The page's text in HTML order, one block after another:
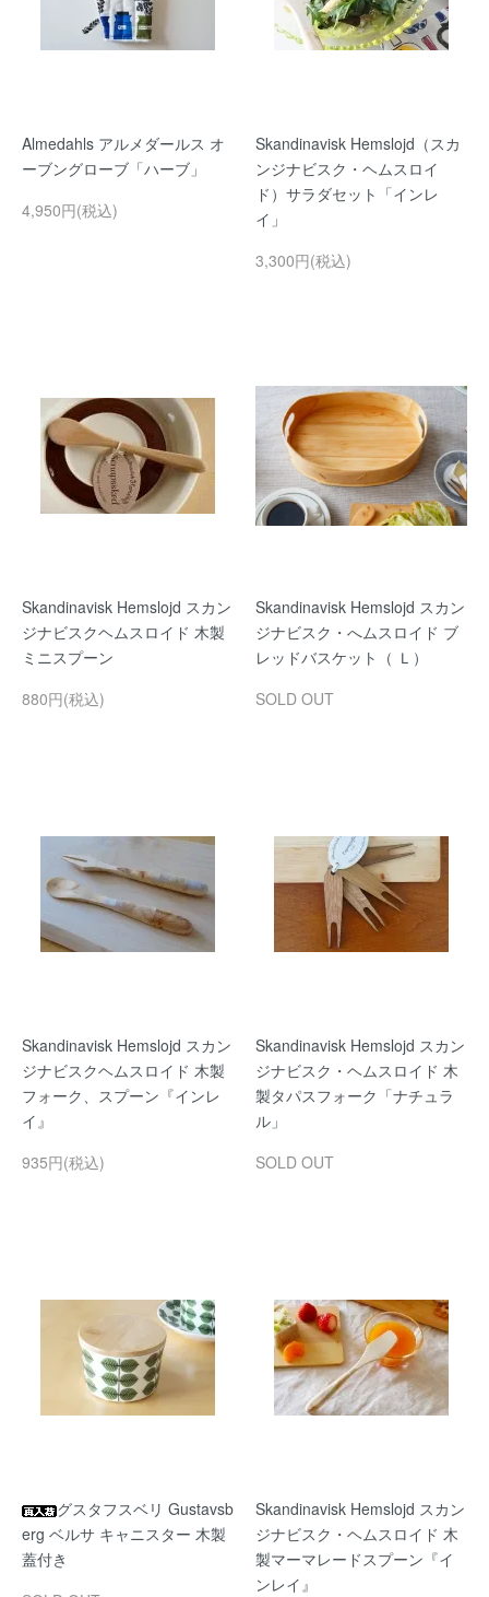
Almedahls アルメダールス オ
ーブングローブ「ハーブ」
4,950円(税込)
Skandinavisk Hemslojd（スカ
ンジナビスク・ヘムスロイ
ド）サラダセット「インレ
イ」
3,300円(税込)
Skandinavisk Hemslojd スカン
ジナビスクヘムスロイド 木製
ミニスプーン
880円(税込)
Skandinavisk Hemslojd スカン
ジナビスク・へムスロイド ブ
レッドバスケット（ Ｌ）
SOLD OUT
Skandinavisk Hemslojd スカン
ジナビスクヘムスロイド 木製
フォーク、スプーン『インレ
イ』
935円(税込)
Skandinavisk Hemslojd スカン
ジナビスク・ヘムスロイド 木
製タパスフォーク「ナチュラ
ル」
SOLD OUT
グスタフスベリ Gustavsb
erg ベルサ キャニスター 木製
蓋付き
Skandinavisk Hemslojd スカン
ジナビスク・ヘムスロイド 木
製マーマレードスプーン『イ
ンレイ』